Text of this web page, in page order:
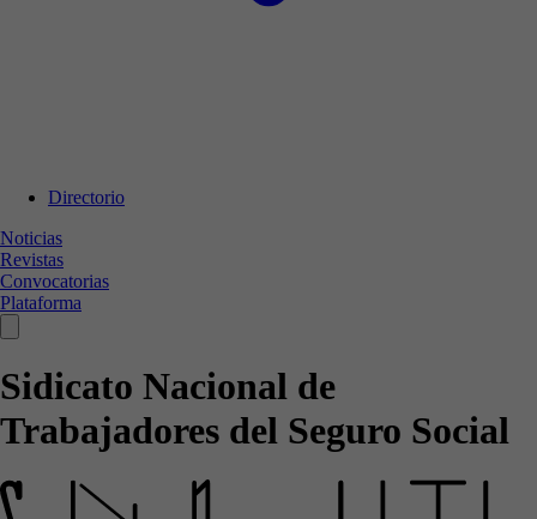
Directorio
Noticias
Revistas
Convocatorias
Plataforma
Sidicato Nacional de
Trabajadores del Seguro Social